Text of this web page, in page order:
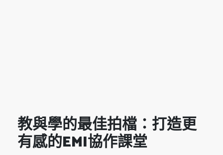
教與學的最佳拍檔：打造更
有感的EMI協作課堂